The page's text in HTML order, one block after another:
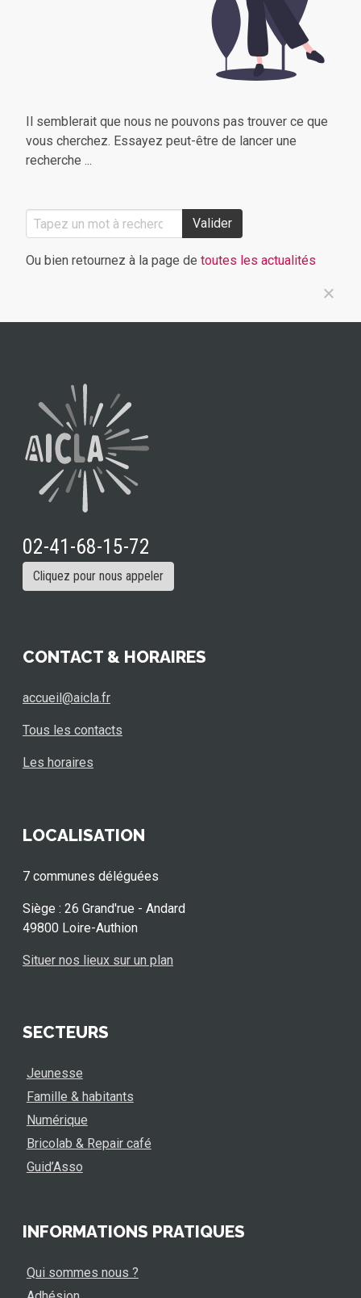
Il semblerait que nous ne pouvons pas trouver ce que
vous cherchez. Essayez peut-être de lancer une
recherche ...
Valider
Ou bien retournez à la page de toutes les actualités
02-41-68-15-72
Cliquez pour nous appeler
CONTACT & HORAIRES
accueil@aicla.fr
Tous les contacts
Les horaires
LOCALISATION
7 communes déléguées
Siège : 26 Grand'rue - Andard
49800 Loire-Authion
Situer nos lieux sur un plan
SECTEURS
Jeunesse
Famille & habitants
Numérique
Bricolab & Repair café
Guid’Asso
INFORMATIONS PRATIQUES
Qui sommes nous ?